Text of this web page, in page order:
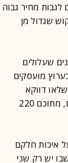
מחיר גבוה
שגדול מן
שעלולים
העובדים בשני הערוצים, בדגש על עובדי ערוץ 10. בערוץ מועסקים
החדשות, שלאו דווקא
אמורים להיפגע. ברשת מועסקים כיום על-פי הערכות כ-270 עובדים, מתוכם 220
איכות חלקם
יש רק שני